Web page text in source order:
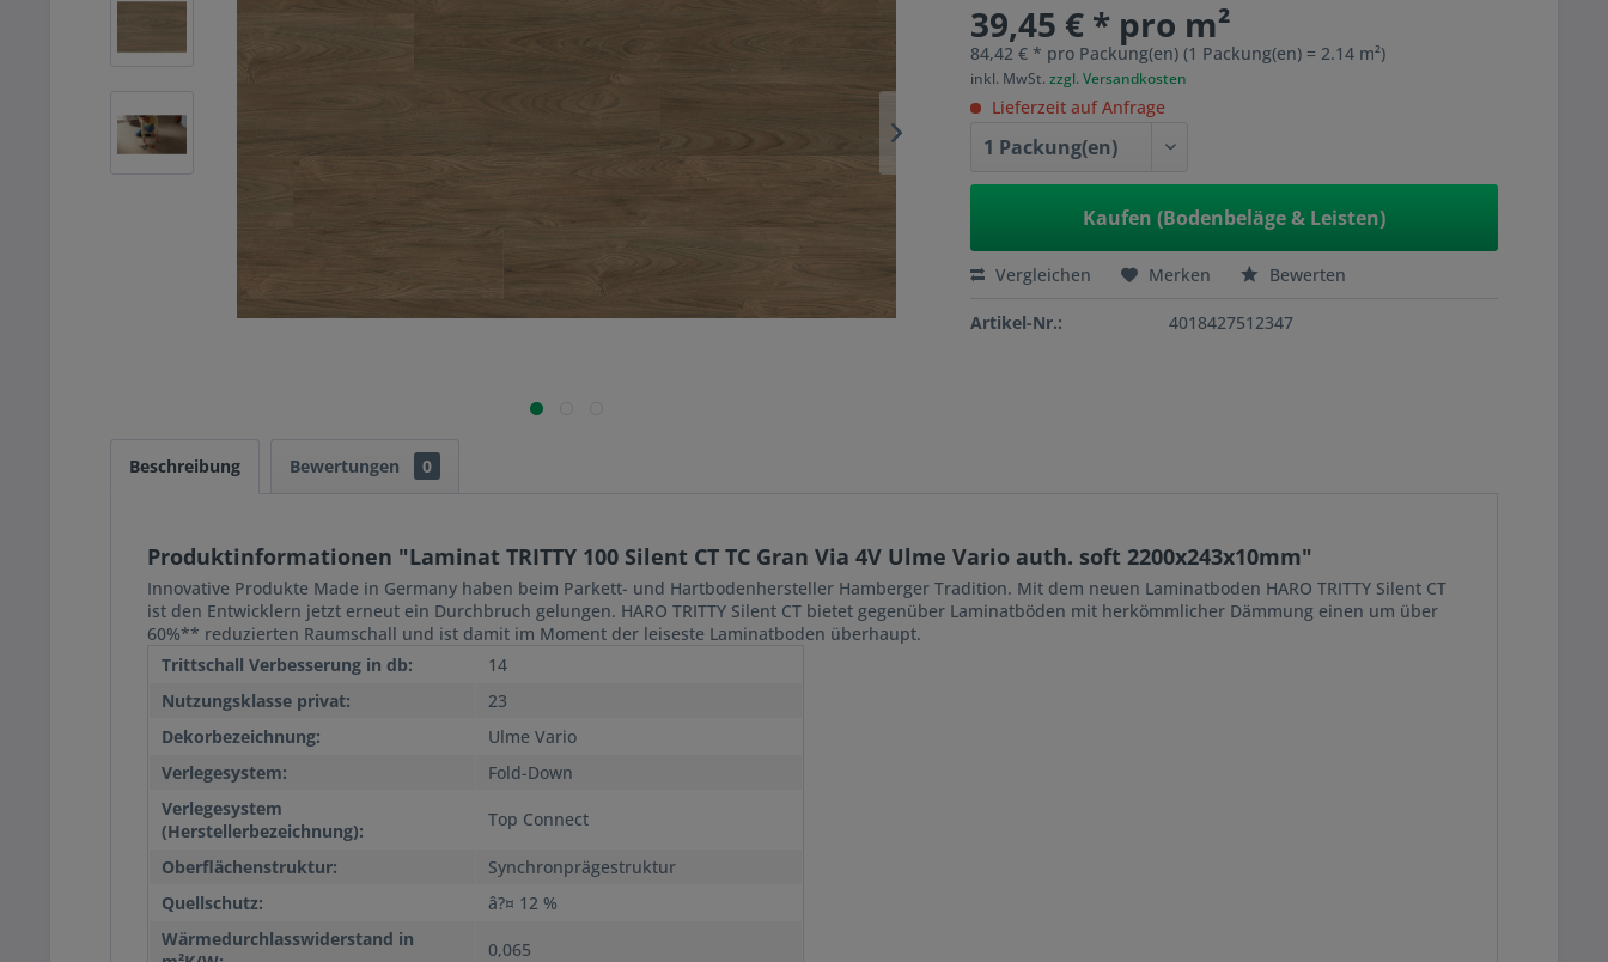
39,45 € * pro m²
84,42 € * pro Packung(en) (1 Packung(en) = 2.14 m²)
inkl. MwSt.zzgl. Versandkosten
Lieferzeit auf Anfrage
Kaufen (Bodenbeläge & Leisten)
Vergleichen Merken Bewerten
Artikel-Nr.: 4018427512347
Beschreibung Bewertungen 0
Produktinformationen "Laminat TRITTY 100 Silent CT TC Gran Via 4V Ulme Vario auth. soft 2200x243x10mm"
Innovative Produkte Made in Germany haben beim Parkett- und Hartbodenhersteller Hamberger Tradition. Mit dem neuen Laminatboden HARO TRITTY Silent CT
ist den Entwicklern jetzt erneut ein Durchbruch gelungen. HARO TRITTY Silent CT bietet gegenüber Laminatböden mit herkömmlicher Dämmung einen um über
60%** reduzierten Raumschall und ist damit im Moment der leiseste Laminatboden überhaupt.
Trittschall Verbesserung in db:
14
Nutzungsklasse privat:
23
Dekorbezeichnung:
Ulme Vario
Verlegesystem:
Fold-Down
Verlegesystem
(Herstellerbezeichnung):
Top Connect
Oberflächenstruktur:
Synchronprägestruktur
Quellschutz:
â?¤ 12 %
Wärmedurchlasswiderstand in
0,065